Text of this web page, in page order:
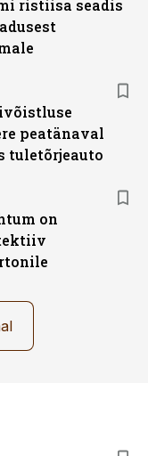
ristiisa seadis
peatänaval
tuletõrjeauto
on